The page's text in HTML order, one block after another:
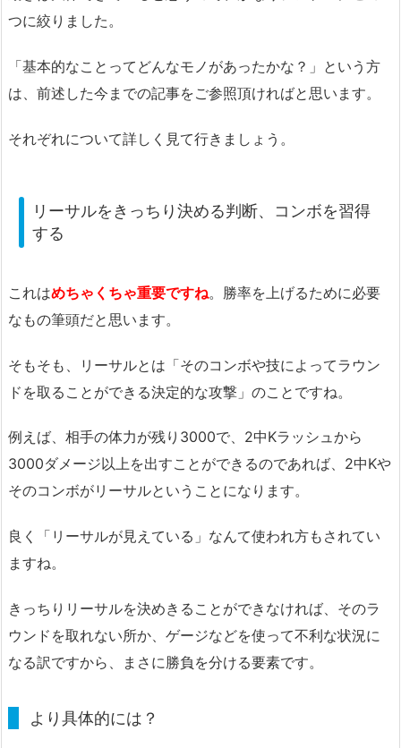
つに絞りました。
「基本的なことってどんなモノがあったかな？」という方
は、前述した今までの記事をご参照頂ければと思います。
それぞれについて詳しく見て行きましょう。
リーサルをきっちり決める判断、コンボを習得
する
これはめちゃくちゃ重要ですね。勝率を上げるために必要
なもの筆頭だと思います。
そもそも、リーサルとは「そのコンボや技によってラウン
ドを取ることができる決定的な攻撃」のことですね。
例えば、相手の体力が残り3000で、2中Kラッシュから
3000ダメージ以上を出すことができるのであれば、2中Kや
そのコンボがリーサルということになります。
良く「リーサルが見えている」なんて使われ方もされてい
ますね。
きっちりリーサルを決めきることができなければ、そのラ
ウンドを取れない所か、ゲージなどを使って不利な状況に
なる訳ですから、まさに勝負を分ける要素です。
より具体的には？